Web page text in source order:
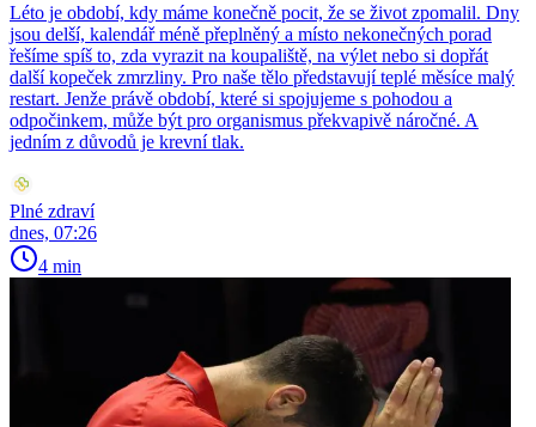
Léto je období, kdy máme konečně pocit, že se život zpomalil. Dny
jsou delší, kalendář méně přeplněný a místo nekonečných porad
řešíme spíš to, zda vyrazit na koupaliště, na výlet nebo si dopřát
další kopeček zmrzliny. Pro naše tělo představují teplé měsíce malý
restart. Jenže právě období, které si spojujeme s pohodou a
odpočinkem, může být pro organismus překvapivě náročné. A
jedním z důvodů je krevní tlak.
Plné zdraví
dnes, 07:26
4 min